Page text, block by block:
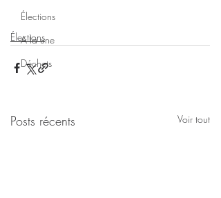
Élections
A la une
Déchets
Élections
Posts récents Voir tout